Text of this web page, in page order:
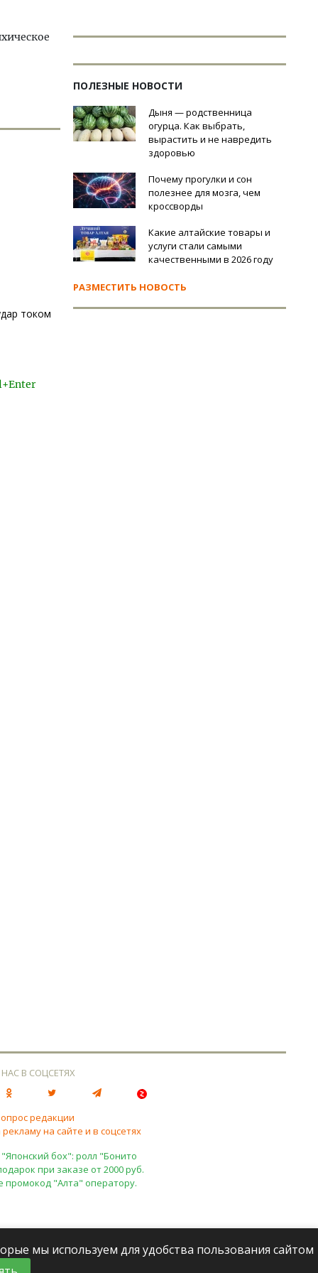
током
ПОЛЕЗНЫЕ НОВОСТИ
Дыня — родственница
огурца. Как выбрать,
вырастить и не навредить
здоровью
Почему прогулки и сон
полезнее для мозга, чем
кроссворды
Какие алтайские товары и
услуги стали самыми
качественными в 2026 году
РАЗМЕСТИТЬ НОВОСТЬ
В СОЦСЕТЯХ
редакции
на сайте и в соцсетях
бох": ролл "Бонито
при заказе от 2000 руб.
промокод "Алта" оператору.
мы используем для удобства пользования сайтом